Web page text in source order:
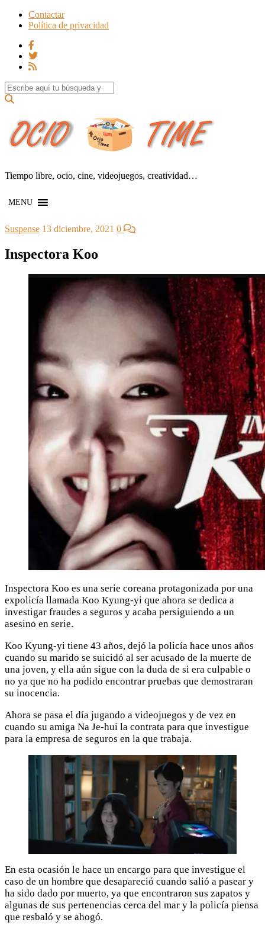
Contactar
Política de privacidad
Search for:
Tiempo libre, ocio, cine, videojuegos, creatividad…
MENU
Suspense 13 diciembre, 2021 0
Inspectora Koo
Inspectora Koo es una serie coreana protagonizada por una
expolicía llamada Koo Kyung-yi que ahora se dedica a
investigar fraudes a seguros y acaba persiguiendo a un
asesino en serie.
Koo Kyung-yi tiene 43 años, dejó la policía hace unos años
cuando su marido se suicidó al ser acusado de la muerte de
una joven, y ella aún sigue con la duda de si era culpable o
no ya que no ha podido encontrar pruebas que demostraran
su inocencia.
Ahora se pasa el día jugando a videojuegos y de vez en
cuando su amiga Na Je-hui la contrata para que investigue
para la empresa de seguros en la que trabaja.
En esta ocasión le hace un encargo para que investigue el
caso de un hombre que desapareció cuando salió a pasear y
ha sido dado por muerto, ya que encontraron sus zapatos y
algunas de sus pertenencias cerca del mar y la policía piensa
que resbaló y se ahogó.